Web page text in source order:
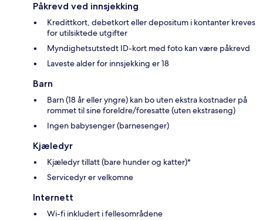
Påkrevd ved innsjekking
Kredittkort, debetkort eller depositum i kontanter kreves
for utilsiktede utgifter
Myndighetsutstedt ID-kort med foto kan være påkrevd
Laveste alder for innsjekking er 18
Barn
Barn (18 år eller yngre) kan bo uten ekstra kostnader på
rommet til sine foreldre/foresatte (uten ekstraseng)
Ingen babysenger (barnesenger)
Kjæledyr
Kjæledyr tillatt (bare hunder og katter)*
Servicedyr er velkomne
Internett
Wi-fi inkludert i fellesområdene